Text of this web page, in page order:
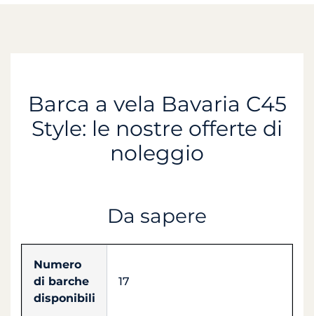
Barca a vela Bavaria C45
Style: le nostre offerte di
noleggio
Da sapere
Numero
di barche
disponibili
17